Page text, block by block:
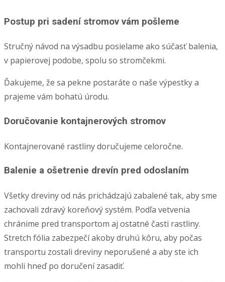
Postup pri sadení stromov vám pošleme
Stručný návod na výsadbu posielame ako súčasť balenia,
v papierovej podobe, spolu so stromčekmi.
Ďakujeme, že sa pekne postaráte o naše výpestky a
prajeme vám bohatú úrodu.
Doručovanie kontajnerových stromov
Kontajnerované rastliny doručujeme celoročne.
Balenie a ošetrenie drevín pred odoslaním
Všetky dreviny od nás prichádzajú zabalené tak, aby sme
zachovali zdravý koreňový systém. Podľa vetvenia
chránime pred transportom aj ostatné časti rastliny.
Stretch fólia zabezpečí akoby druhú kôru, aby počas
transportu zostali dreviny neporušené a aby ste ich
mohli hneď po doručení zasadiť.